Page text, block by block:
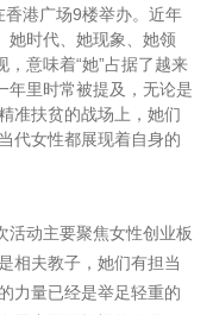
港广场9楼举办。近年
她时代、她现象、她领
，意味着“她”占据了越来
年里时常被提及，无论是
准扶贫的战场上，她们
代女性都展现着自身的
活动主要聚焦女性创业板
相夫教子，她们有担当
力量已经是举足轻重的